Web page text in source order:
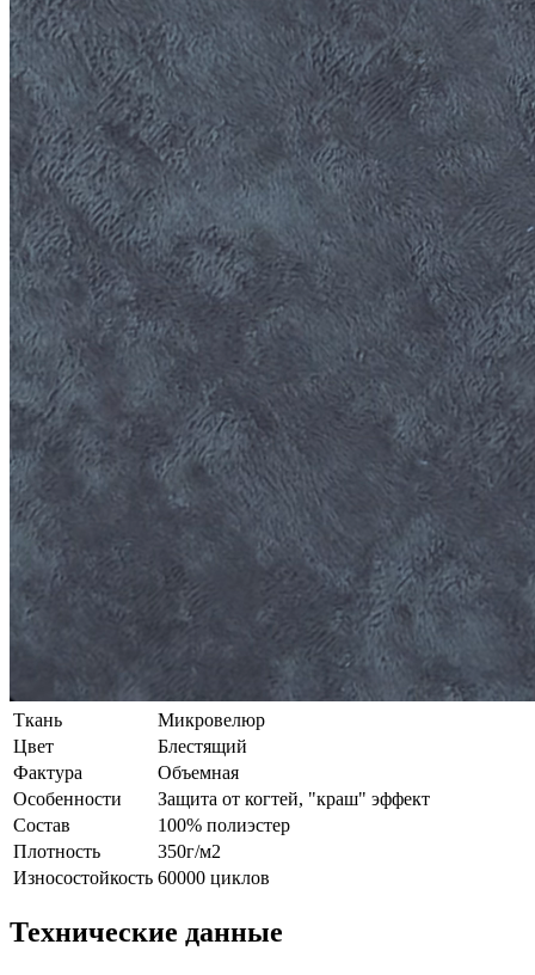
Ткань
Микровелюр
Цвет
Блестящий
Фактура
Объемная
Особенности
Защита от когтей, "краш" эффект
Состав
100% полиэстер
Плотность
350г/м2
Износостойкость 60000 циклов
Технические данные